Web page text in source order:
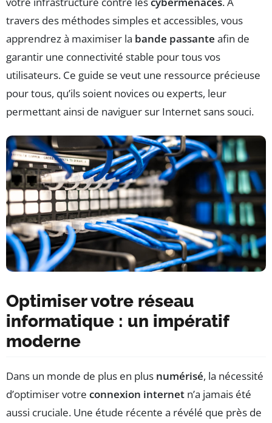
travers des méthodes simples et accessibles, vous
apprendrez à maximiser la bande passante afin de
garantir une connectivité stable pour tous vos
utilisateurs. Ce guide se veut une ressource précieuse
pour tous, qu’ils soient novices ou experts, leur
permettant ainsi de naviguer sur Internet sans souci.
Optimiser votre réseau
informatique : un impératif
moderne
Dans un monde de plus en plus numérisé, la nécessité
d’optimiser votre connexion internet n’a jamais été
aussi cruciale. Une étude récente a révélé que près de